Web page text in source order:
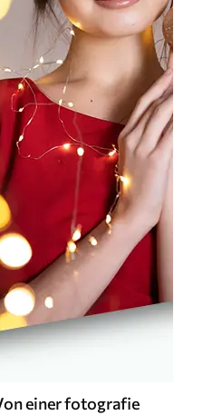
einer fotografie